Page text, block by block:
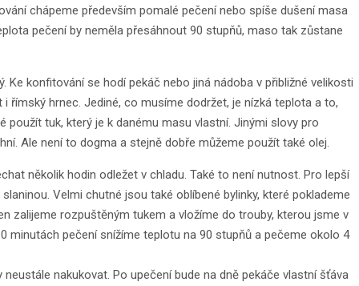
chápeme především pomalé pečení nebo spíše dušení masa
pečení by neměla přesáhnout 90 stupňů, maso tak zůstane
Ke konfitování se hodí pekáč nebo jiná nádoba v přibližné velikosti
římský hrnec. Jediné, co musíme dodržet, je nízká teplota a to,
použít tuk, který je k danému masu vlastní. Jinými slovy pro
Ale není to dogma a stejně dobře můžeme použít také olej.
několik hodin odležet v chladu. Také to není nutnost. Pro lepší
Velmi chutné jsou také oblíbené bylinky, které poklademe
zalijeme rozpuštěným tukem a vložíme do trouby, kterou jsme v
minutách pečení snížíme teplotu na 90 stupňů a pečeme okolo 4
nakukovat. Po upečení bude na dně pekáče vlastní šťáva